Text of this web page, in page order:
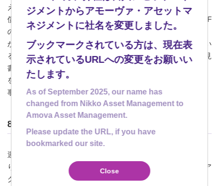
えていても運用が終了されてしまいます。なお、上場廃止・
償還といっても株式の破綻などによる上場廃止と違って、ETF
の価値がゼロになるということではありません。純資産総額
が少なくなって市場取引が低調になってきたETFを保有してい
る、または、投資を検討されている場合、ETFの約款や目論見
書の「繰上償還」の項目に特定の純資産総額や受益権の口数
を下回ると償還できるといった条項が記載されていますので
事前にご確認いただくのがよろしいかもしれません。
8. 運用リスク
運用会社の運用力によっては投資成果を棄損するリスクがあ
ります。パッシブ（インデックス）運用のETFにあたってはア
クティブ運用のものと比較すると小さいリスクではあります
ジメントからアモーヴァ・アセットマ
ネジメントに社名を変更しました。
ブックマークされている方は、現在表
示されているURLへの変更をお願いい
たします。
As of September 2025, our name has
changed from Nikko Asset Management to
Amova Asset Management.
Please update the URL, if you have
bookmarked our site.
Close